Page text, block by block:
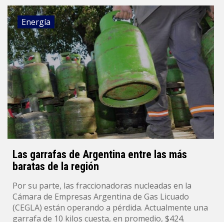
Energía
Las garrafas de Argentina entre las más
baratas de la región
Por su parte, las fraccionadoras nucleadas en la
Cámara de Empresas Argentina de Gas Licuado
(CEGLA) están operando a pérdida. Actualmente una
garrafa de 10 kilos cuesta, en promedio, $424.